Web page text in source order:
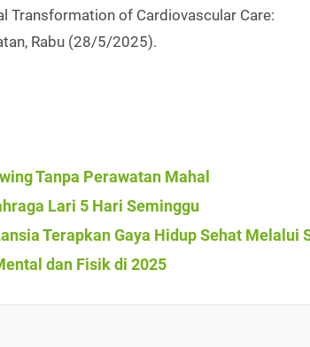
Transformation of Cardiovascular Care:
Rabu (28/5/2025).
Tanpa Perawatan Mahal
Lari 5 Hari Seminggu
Terapkan Gaya Hidup Sehat Melalui
dan Fisik di 2025